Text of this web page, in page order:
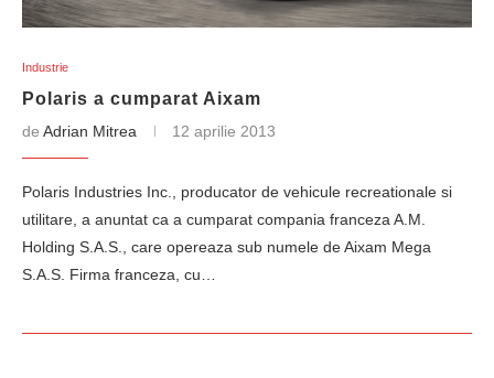
Industrie
Polaris a cumparat Aixam
de Adrian Mitrea 12 aprilie 2013
Polaris Industries Inc., producator de vehicule recreationale si
utilitare, a anuntat ca a cumparat compania franceza A.M.
Holding S.A.S., care opereaza sub numele de Aixam Mega
S.A.S. Firma franceza, cu…